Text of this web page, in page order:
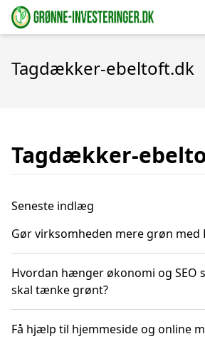
Tagdækker-ebeltoft.dk
Tagdækker-
Seneste indlæg
Gør virksomheden mere grøn med
Hvordan hænger økonomi og SEO
skal tænke grønt?
Få hjælp til hjemmeside og online